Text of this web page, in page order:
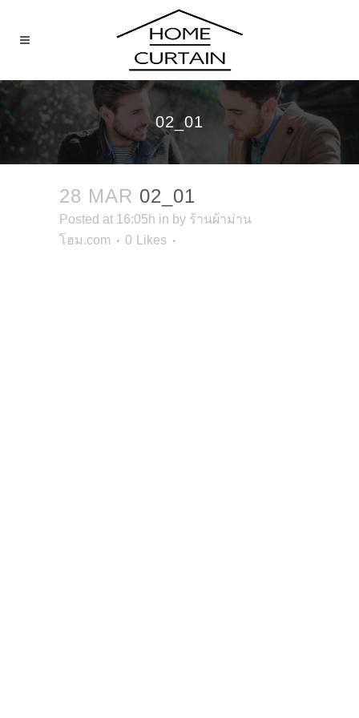
02_01
28 MAR 02_01
Posted at 16:05h in by ร้านผ้าม่าน
โฮม.com
0 Likes